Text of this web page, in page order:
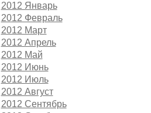
2012 Январь
2012 Февраль
2012 Март
2012 Апрель
2012 Май
2012 Июнь
2012 Июль
2012 Август
2012 Сентябрь